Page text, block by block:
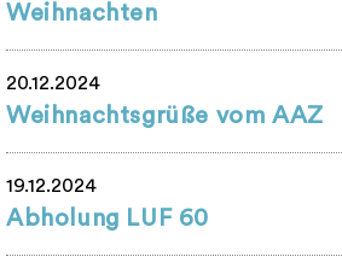
Weihnachten
20.12.2024
Weihnachtsgrüße vom AAZ
19.12.2024
Abholung LUF 60